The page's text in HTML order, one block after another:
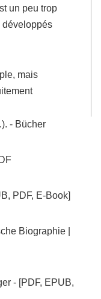
un peu trop
développés
mais
- Bücher
PDF, E-Book]
Biographie |
- [PDF, EPUB,